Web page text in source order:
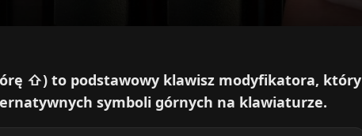
⇧) to podstawowy klawisz modyfikatora, który
symboli górnych na klawiaturze.